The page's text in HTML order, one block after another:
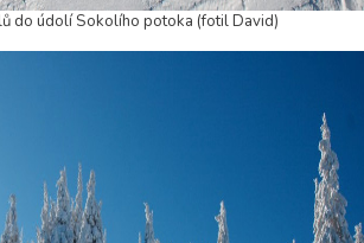
do údolí Sokolího potoka (fotil David)